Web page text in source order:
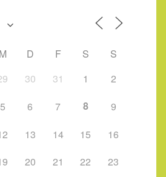
M D F S
S
30 31 1
2
5 6 7 8
9
13 14 15
16
20 21 22
23